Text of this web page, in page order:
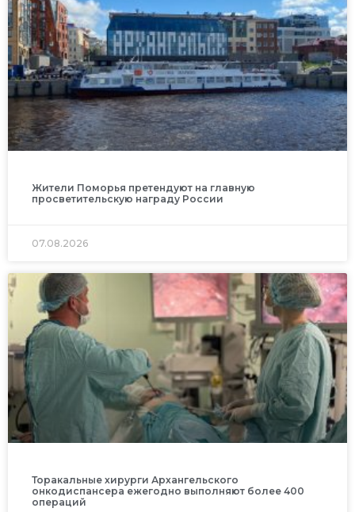
Жители Поморья претендуют на главную
просветительскую награду России
07.08.2026
Торакальные хирурги Архангельского
онкодиспансера ежегодно выполняют более 400
операций